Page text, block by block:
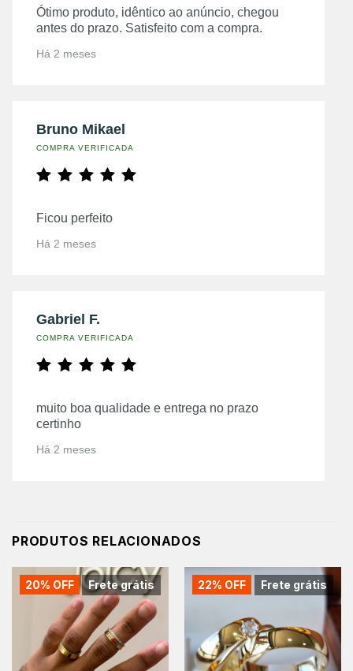
Ótimo produto, idêntico ao anúncio, chegou
antes do prazo. Satisfeito com a compra.
Há 2 meses
Bruno Mikael
COMPRA VERIFICADA
Ficou perfeito
Há 2 meses
Gabriel F.
COMPRA VERIFICADA
muito boa qualidade e entrega no prazo
certinho
Há 2 meses
PRODUTOS RELACIONADOS
Frete grátis
20% OFF Frete grátis
22% OFF